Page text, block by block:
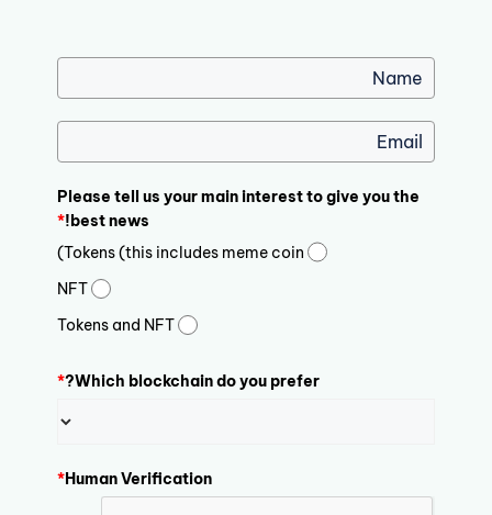
Please tell us your main interest to give you the
best news!
*
Tokens (this includes meme coin)
NFT
Tokens and NFT
Which blockchain do you prefer?
*
Human Verification
*